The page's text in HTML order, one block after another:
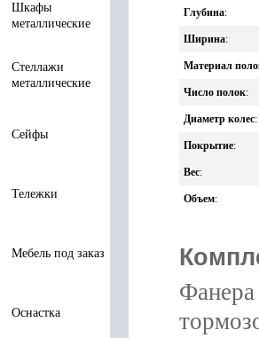
Шкафы
металлические
Стеллажи
металлические
Сейфы
Тележки
Мебель под заказ
Оснастка
Глубина:
Ширина:
Материал
Число полок:
Диаметр колес:
Покрытие:
Вес:
Объем: